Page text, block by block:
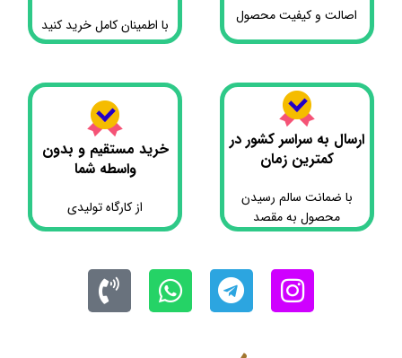
اصالت و کیفیت محصول با اطمینان کامل خرید کنید
ارسال به سراسر کشور در
کمترین زمان
با ضمانت سالم رسیدن
محصول به مقصد
خرید مستقیم و بدون
واسطه شما
از کارگاه تولیدی